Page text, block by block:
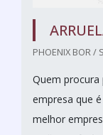
PHOENIX BOR /
Quem procura
empresa que
melhor